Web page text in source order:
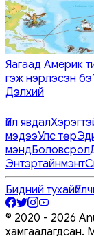
Яагаад Америк
гэж нэрлэсэн
Дэлхий
Үйл явдал
мэдээУлс төр
мэндБоловсрол
Энтэртайнмэнт
Бидний тухай
© 2020 - 2026
хамгаалагдсан.